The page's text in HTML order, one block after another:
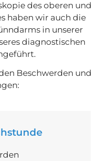
des oberen und
haben wir auch die
in unserer
diagnostischen
Beschwerden und